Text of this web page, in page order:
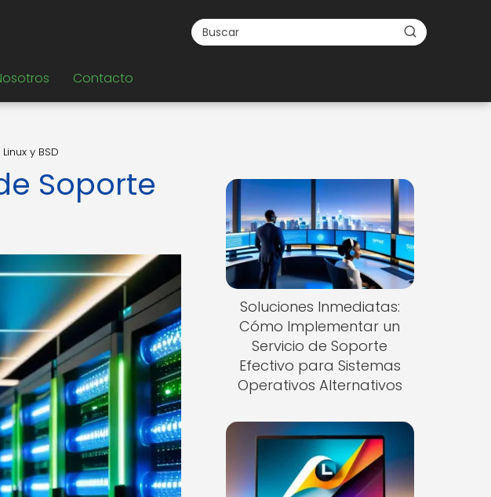
Contacto
y BSD
Soporte
Soluciones Inmediatas:
Cómo Implementar un
Servicio de Soporte
Efectivo para Sistemas
Operativos Alternativos